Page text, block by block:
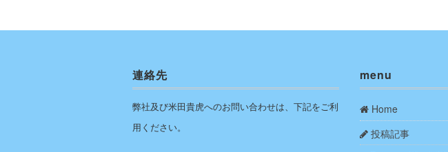
連絡先
弊社及び米田貴虎へのお問い合わせは、下記をご利
用ください。
menu
Home
投稿記事